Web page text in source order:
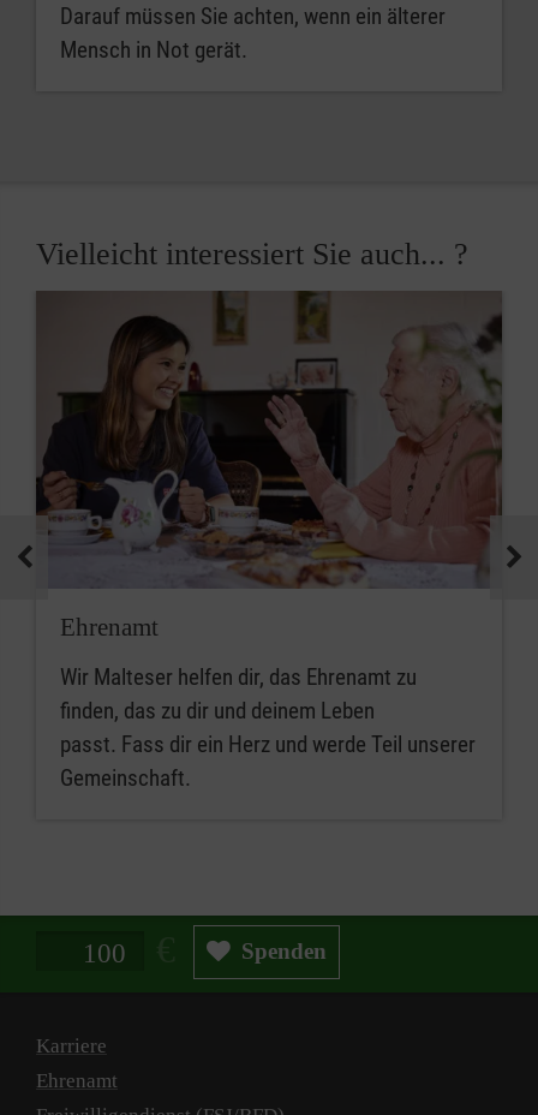
Darauf müssen Sie achten, wenn ein älterer
Mensch in Not gerät.
Vielleicht interessiert Sie auch... ?
Ehrenamt
Wir Malteser helfen dir, das Ehrenamt zu
finden, das zu dir und deinem Leben
passt. Fass dir ein Herz und werde Teil unserer
Gemeinschaft.
Spendenbetrag in Euro Spenden
Karriere
Ehrenamt